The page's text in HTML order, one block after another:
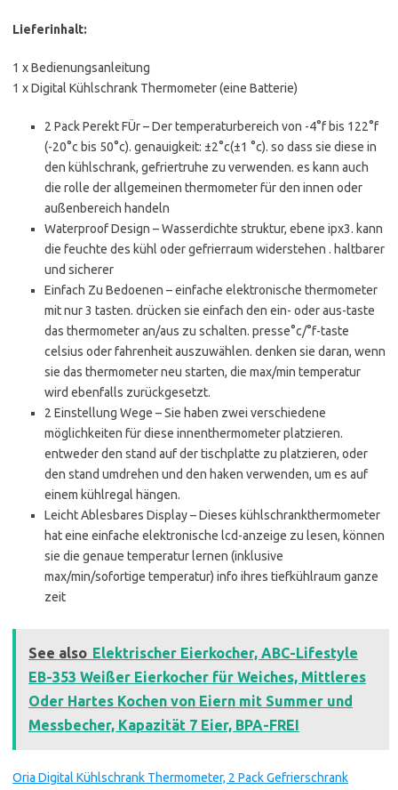
Lieferinhalt:
1 x Bedienungsanleitung
1 x Digital Kühlschrank Thermometer (eine Batterie)
2 Pack Perekt FÜr – Der temperaturbereich von -4°f bis 122°f
(-20°c bis 50°c). genauigkeit: ±2°c(±1 °c). so dass sie diese in
den kühlschrank, gefriertruhe zu verwenden. es kann auch
die rolle der allgemeinen thermometer für den innen oder
außenbereich handeln
Waterproof Design – Wasserdichte struktur, ebene ipx3. kann
die feuchte des kühl oder gefrierraum widerstehen . haltbarer
und sicherer
Einfach Zu Bedoenen – einfache elektronische thermometer
mit nur 3 tasten. drücken sie einfach den ein- oder aus-taste
das thermometer an/aus zu schalten. presse°c/°f-taste
celsius oder fahrenheit auszuwählen. denken sie daran, wenn
sie das thermometer neu starten, die max/min temperatur
wird ebenfalls zurückgesetzt.
2 Einstellung Wege – Sie haben zwei verschiedene
möglichkeiten für diese innenthermometer platzieren.
entweder den stand auf der tischplatte zu platzieren, oder
den stand umdrehen und den haken verwenden, um es auf
einem kühlregal hängen.
Leicht Ablesbares Display – Dieses kühlschrankthermometer
hat eine einfache elektronische lcd-anzeige zu lesen, können
sie die genaue temperatur lernen (inklusive
max/min/sofortige temperatur) info ihres tiefkühlraum ganze
zeit
See also Elektrischer Eierkocher, ABC-Lifestyle
EB-353 Weißer Eierkocher für Weiches, Mittleres
Oder Hartes Kochen von Eiern mit Summer und
Messbecher, Kapazität 7 Eier, BPA-FREI
Oria Digital Kühlschrank Thermometer, 2 Pack Gefrierschrank